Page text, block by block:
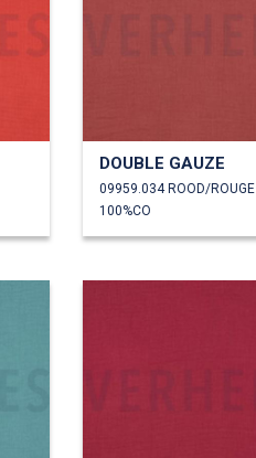
DOUBLE GAUZE
09959.034 ROOD/ROUGE
100%CO